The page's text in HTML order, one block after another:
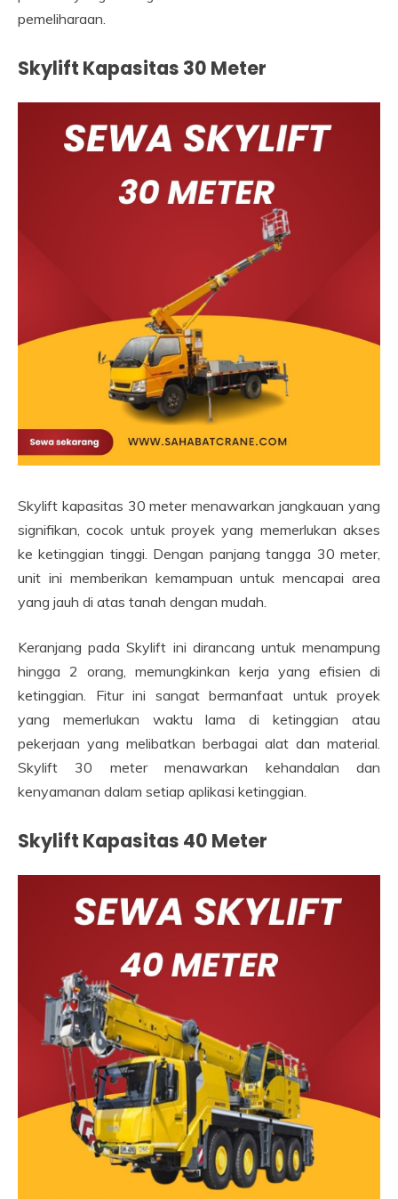
pemeliharaan.
Skylift Kapasitas 30 Meter
Skylift kapasitas 30 meter menawarkan jangkauan yang
signifikan, cocok untuk proyek yang memerlukan akses
ke ketinggian tinggi. Dengan panjang tangga 30 meter,
unit ini memberikan kemampuan untuk mencapai area
yang jauh di atas tanah dengan mudah.
Keranjang pada Skylift ini dirancang untuk menampung
hingga 2 orang, memungkinkan kerja yang efisien di
ketinggian. Fitur ini sangat bermanfaat untuk proyek
yang memerlukan waktu lama di ketinggian atau
pekerjaan yang melibatkan berbagai alat dan material.
Skylift 30 meter menawarkan kehandalan dan
kenyamanan dalam setiap aplikasi ketinggian.
Skylift Kapasitas 40 Meter